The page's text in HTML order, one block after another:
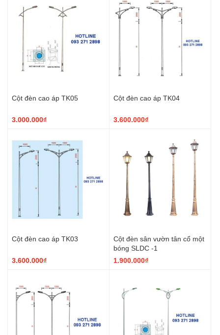
Cột đèn cao áp TK05
3.000.000₫
Cột đèn cao áp TK04
3.600.000₫
Cột đèn cao áp TK03
3.600.000₫
Cột đèn sân vườn tân cổ một
bóng SLDC -1
1.900.000₫